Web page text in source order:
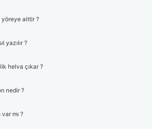
yöreye aittir ?
yazılır ?
helva çıkar ?
nedir ?
mı ?